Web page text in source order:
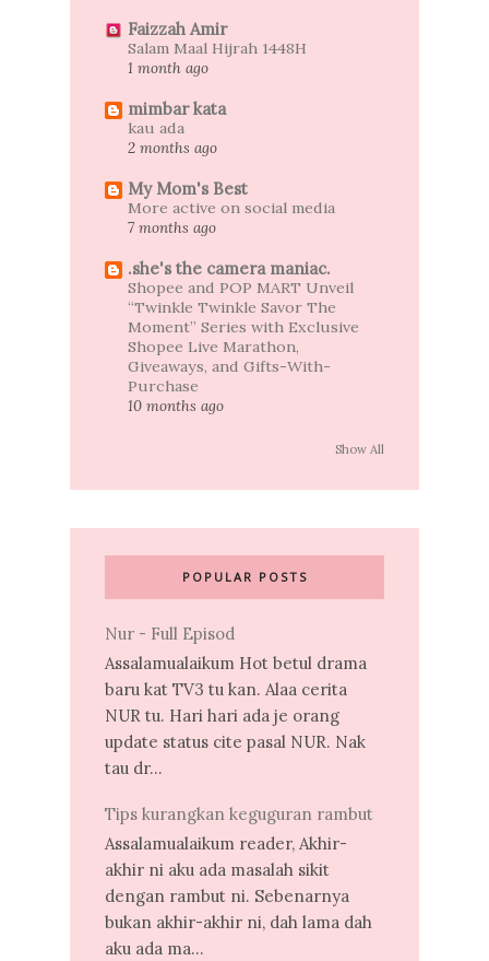
Faizzah Amir
Salam Maal Hijrah 1448H
1 month ago
mimbar kata
kau ada
2 months ago
My Mom's Best
More active on social media
7 months ago
.she's the camera maniac.
Shopee and POP MART Unveil
“Twinkle Twinkle Savor The
Moment” Series with Exclusive
Shopee Live Marathon,
Giveaways, and Gifts-With-
Purchase
10 months ago
Show All
POPULAR POSTS
Nur - Full Episod
Assalamualaikum Hot betul drama
baru kat TV3 tu kan. Alaa cerita
NUR tu. Hari hari ada je orang
update status cite pasal NUR. Nak
tau dr...
Tips kurangkan keguguran rambut
Assalamualaikum reader, Akhir-
akhir ni aku ada masalah sikit
dengan rambut ni. Sebenarnya
bukan akhir-akhir ni, dah lama dah
aku ada ma...